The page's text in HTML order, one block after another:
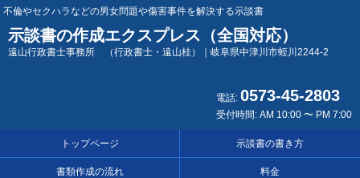
不倫やセクハラなどの男女問題や傷害事件を解決する示談書
示談書の作成エクスプレス（全国対応）
遠山行政書士事務所 （行政書士・遠山桂）｜岐阜県中津川市蛭川2244-2
電話: 0573-45-2803
受付時間: AM 10:00 〜 PM 7:00
トップページ 示談書の書き方
書類作成の流れ 料金